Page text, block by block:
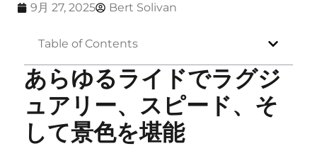
9月 27, 2025 Bert Solivan
Table of Contents
あらゆるライドでラグジ
ュアリー、スピード、そ
して景色を堪能